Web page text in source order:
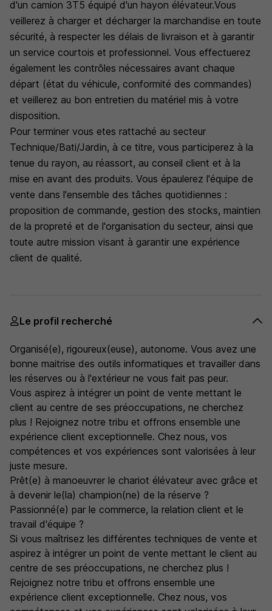
d'un camion 3T5 équipé d'un hayon élévateur.Vous
veillerez à charger et décharger la marchandise en toute
sécurité, à respecter les délais de livraison et à garantir
un service courtois et professionnel. Vous effectuerez
également les contrôles nécessaires avant chaque
départ (état du véhicule, conformité des commandes)
et veillerez au bon entretien du matériel mis à votre
disposition.
Pour terminer vous etes rattaché au secteur
Technique/Bati/Jardin, à ce titre, vous participerez à la
tenue du rayon, au réassort, au conseil client et à la
mise en avant des produits. Vous épaulerez l'équipe de
vente dans l'ensemble des tâches quotidiennes :
proposition de commande, gestion des stocks, maintien
de la propreté et de l'organisation du secteur, ainsi que
toute autre mission visant à garantir une expérience
client de qualité.
Le profil recherché
Organisé(e), rigoureux(euse), autonome. Vous avez une
bonne maitrise des outils informatiques et travailler dans
les réserves ou à l'extérieur ne vous fait pas peur.
Vous aspirez à intégrer un point de vente mettant le
client au centre de ses préoccupations, ne cherchez
plus ! Rejoignez notre tribu et offrons ensemble une
expérience client exceptionnelle. Chez nous, vos
compétences et vos expériences sont valorisées à leur
juste mesure.
Prêt(e) à manoeuvrer le chariot élévateur avec grâce et
à devenir le(la) champion(ne) de la réserve ?
Passionné(e) par le commerce, la relation client et le
travail d'équipe ?
Si vous maîtrisez les différentes techniques de vente et
aspirez à intégrer un point de vente mettant le client au
centre de ses préoccupations, ne cherchez plus !
Rejoignez notre tribu et offrons ensemble une
expérience client exceptionnelle. Chez nous, vos